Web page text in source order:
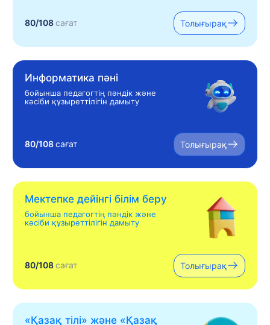
80/108сағат Толығырақ
Информатика пәні
бойынша педагогтің пәндік және
кәсіби құзыреттілігін дамыту
80/108сағат Толығырақ
Мектепке дейінгі білім беру
бойынша педагогтің пәндік және
кәсіби құзыреттілігін дамыту
80/108сағат Толығырақ
«Қазақ тілі» жəне «Қазақ